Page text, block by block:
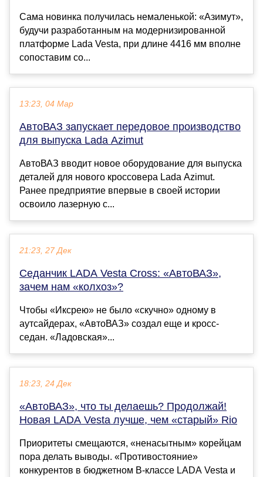
Сама новинка получилась немаленькой: «Азимут»,
будучи разработанным на модернизированной
платформе Lada Vesta, при длине 4416 мм вполне
сопоставим со...
13:23, 04 Мар
АвтоВАЗ запускает передовое производство
для выпуска Lada Azimut
АвтоВАЗ вводит новое оборудование для выпуска
деталей для нового кроссовера Lada Azimut.
Ранее предприятие впервые в своей истории
освоило лазерную с...
21:23, 27 Дек
Седанчик LADA Vesta Cross: «АвтоВАЗ»,
зачем нам «колхоз»?
Чтобы «Иксрею» не было «скучно» одному в
аутсайдерах, «АвтоВАЗ» создал еще и кросс-
седан. «Ладовская»...
18:23, 24 Дек
«АвтоВАЗ», что ты делаешь? Продолжай!
Новая LADA Vesta лучше, чем «старый» Rio
Приоритеты смещаются, «ненасытным» корейцам
пора делать выводы. «Противостояние»
конкурентов в бюджетном B-классе LADA Vesta и